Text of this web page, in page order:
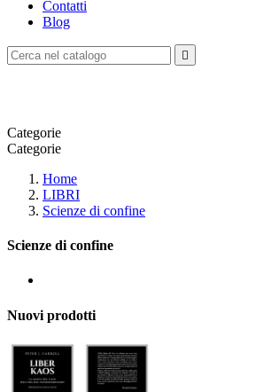
Contatti
Blog

Categorie
Categorie
Home
LIBRI
Scienze di confine
Scienze di confine
Nuovi prodotti